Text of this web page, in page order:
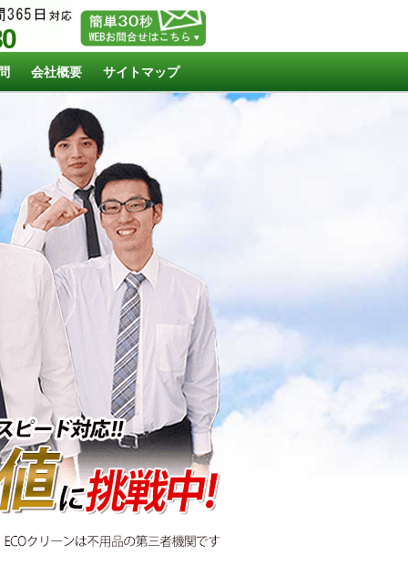
会社概要 サイトマップ